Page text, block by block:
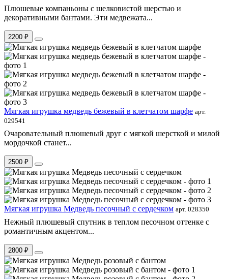
Плюшевые компаньоны с шелковистой шерстью и
декоративными бантами. Эти медвежата...
2200 ₽
Мягкая игрушка медведь бежевый в клетчатом шарфе арт.
029541
Очаровательный плюшевый друг с мягкой шерсткой и милой
мордочкой станет...
2500 ₽
Мягкая игрушка Медведь песочный с сердечком арт. 028350
Нежный плюшевый спутник в теплом песочном оттенке с
романтичным акцентом...
2800 ₽